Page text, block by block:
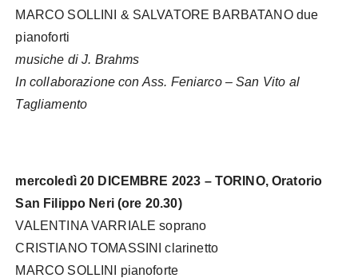
MARCO SOLLINI & SALVATORE BARBATANO due
pianoforti
musiche di J. Brahms
In collaborazione con Ass. Feniarco – San Vito al
Tagliamento
mercoledì 20 DICEMBRE 2023 – TORINO, Oratorio
San Filippo Neri (ore 20.30)
VALENTINA VARRIALE soprano
CRISTIANO TOMASSINI clarinetto
MARCO SOLLINI pianoforte